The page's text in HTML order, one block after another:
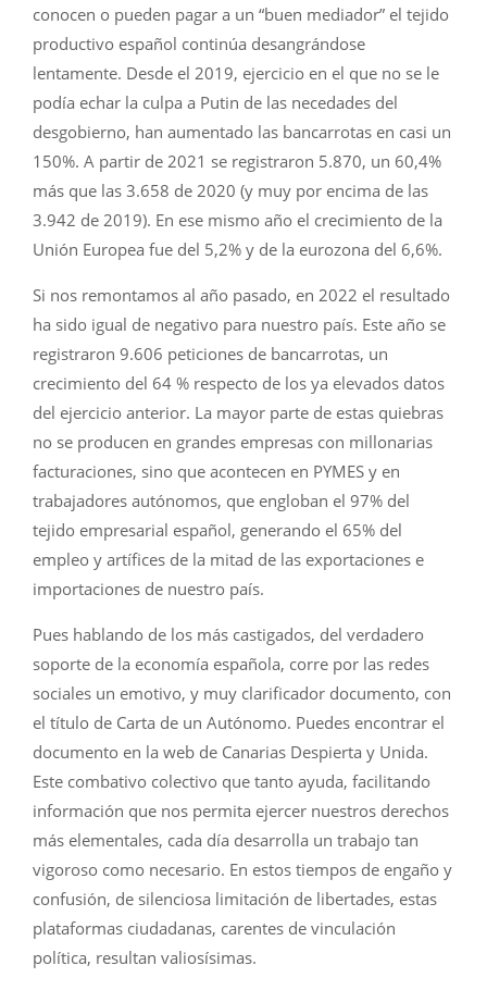
conocen o pueden pagar a un “buen mediador” el tejido
productivo español continúa desangrándose
lentamente. Desde el 2019, ejercicio en el que no se le
podía echar la culpa a Putin de las necedades del
desgobierno, han aumentado las bancarrotas en casi un
150%. A partir de 2021 se registraron 5.870, un 60,4%
más que las 3.658 de 2020 (y muy por encima de las
3.942 de 2019). En ese mismo año el crecimiento de la
Unión Europea fue del 5,2% y de la eurozona del 6,6%.
Si nos remontamos al año pasado, en 2022 el resultado
ha sido igual de negativo para nuestro país. Este año se
registraron 9.606 peticiones de bancarrotas, un
crecimiento del 64 % respecto de los ya elevados datos
del ejercicio anterior. La mayor parte de estas quiebras
no se producen en grandes empresas con millonarias
facturaciones, sino que acontecen en PYMES y en
trabajadores autónomos, que engloban el 97% del
tejido empresarial español, generando el 65% del
empleo y artífices de la mitad de las exportaciones e
importaciones de nuestro país.
Pues hablando de los más castigados, del verdadero
soporte de la economía española, corre por las redes
sociales un emotivo, y muy clarificador documento, con
el título de Carta de un Autónomo. Puedes encontrar el
documento en la web de Canarias Despierta y Unida.
Este combativo colectivo que tanto ayuda, facilitando
información que nos permita ejercer nuestros derechos
más elementales, cada día desarrolla un trabajo tan
vigoroso como necesario. En estos tiempos de engaño y
confusión, de silenciosa limitación de libertades, estas
plataformas ciudadanas, carentes de vinculación
política, resultan valiosísimas.